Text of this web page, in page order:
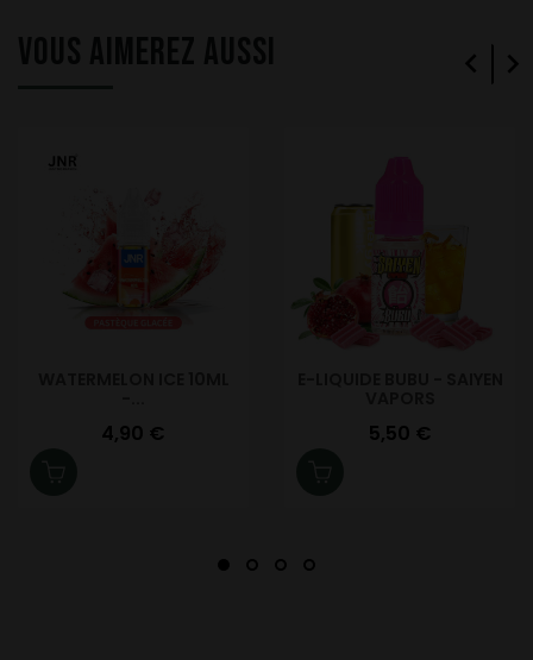

Prix
4,90 € Prix
5,50 €
